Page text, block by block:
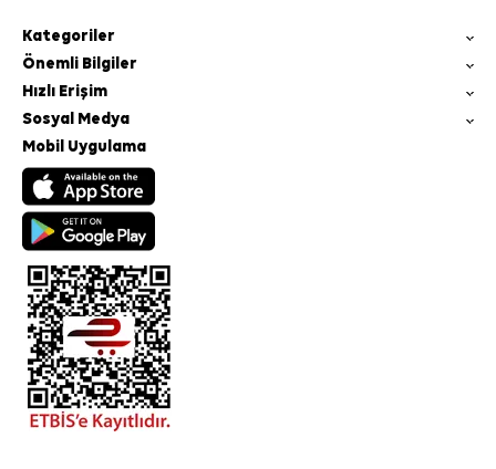
Kategoriler
Önemli Bilgiler
Hızlı Erişim
Sosyal Medya
Mobil Uygulama